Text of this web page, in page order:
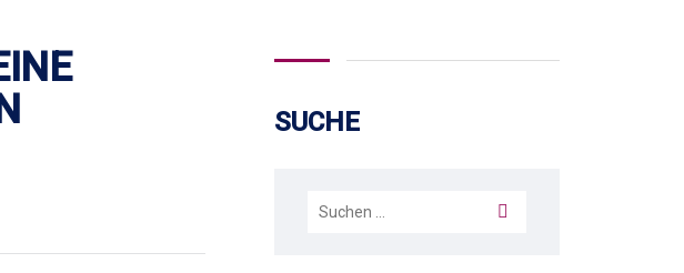
SUCHE
Suchen